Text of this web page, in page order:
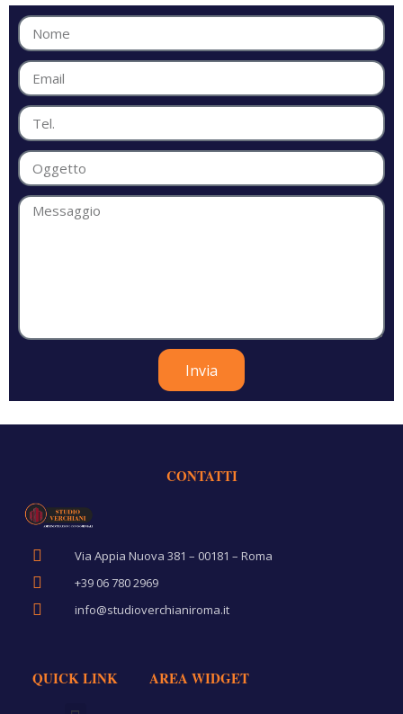
Invia
CONTATTI
Via Appia Nuova 381 – 00181 – Roma
+39 06 780 2969
info@studioverchianiroma.it
QUICK LINK AREA WIDGET